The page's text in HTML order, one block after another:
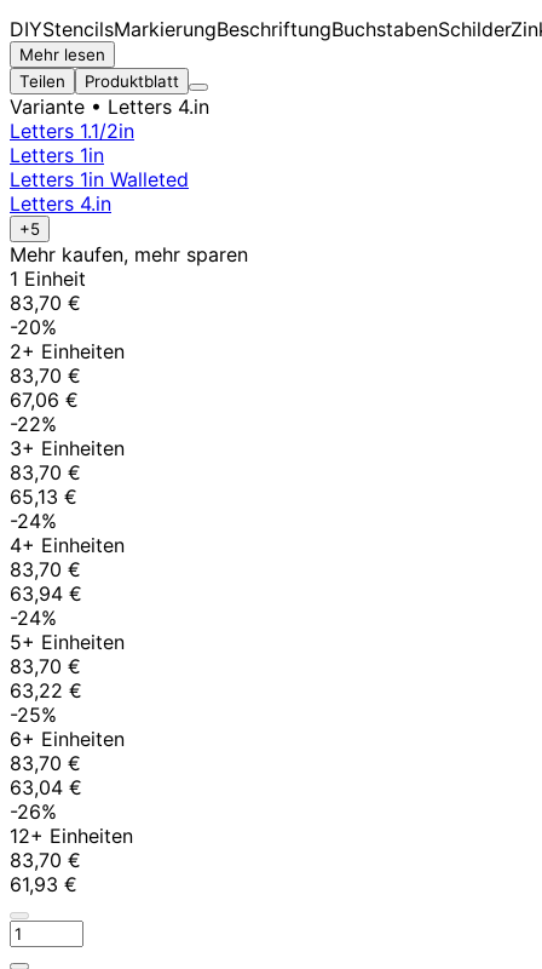
DIYStencilsMarkierungBeschriftungBuchstabenSchilder
Mehr lesen
Teilen
Produktblatt
Variante • Letters 4.in
Letters 1.1/2in
Letters 1in
Letters 1in Walleted
Letters 4.in
+5
Mehr kaufen, mehr sparen
1 Einheit
83,70 €
-20%
2+ Einheiten
83,70 €
67,06 €
-22%
3+ Einheiten
83,70 €
65,13 €
-24%
4+ Einheiten
83,70 €
63,94 €
-24%
5+ Einheiten
83,70 €
63,22 €
-25%
6+ Einheiten
83,70 €
63,04 €
-26%
12+ Einheiten
83,70 €
61,93 €